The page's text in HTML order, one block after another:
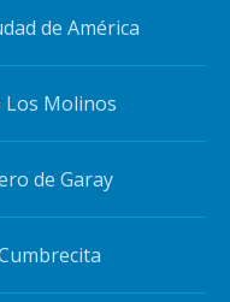
de América
Los Molinos
de Garay